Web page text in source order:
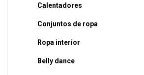
Calentadores
Conjuntos de ropa
Ropa interior
Belly dance